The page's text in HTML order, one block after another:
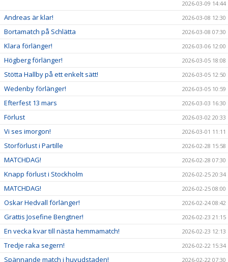
2026-03-09 14:44
Andreas är klar! 2026-03-08 12:30
Bortamatch på Schlätta 2026-03-08 07:30
Klara förlänger! 2026-03-06 12:00
Högberg förlänger! 2026-03-05 18:08
Stötta Hallby på ett enkelt sätt! 2026-03-05 12:50
Wedenby förlänger! 2026-03-05 10:59
Efterfest 13 mars 2026-03-03 16:30
Förlust 2026-03-02 20:33
Vi ses imorgon! 2026-03-01 11:11
Storförlust i Partille 2026-02-28 15:58
MATCHDAG! 2026-02-28 07:30
Knapp förlust i Stockholm 2026-02-25 20:34
MATCHDAG! 2026-02-25 08:00
Oskar Hedvall förlänger! 2026-02-24 08:42
Grattis Josefine Bengtner! 2026-02-23 21:15
En vecka kvar till nästa hemmamatch! 2026-02-23 12:13
Tredje raka segern! 2026-02-22 15:34
Spännande match i huvudstaden! 2026-02-22 07:30